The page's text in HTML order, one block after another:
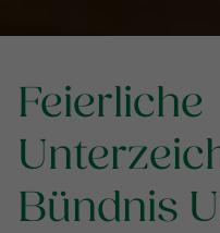
Feierliche
Bündnis